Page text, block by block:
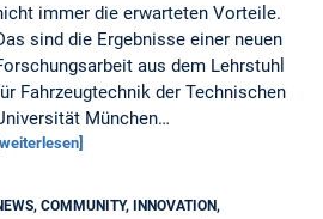
immer die erwarteten Vorteile.
sind die Ergebnisse einer neuen
aus dem Lehrstuhl
Fahrzeugtechnik der Technischen
München…
COMMUNITY, INNOVATION,